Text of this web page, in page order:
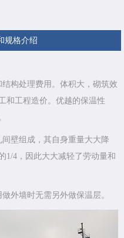
规格介绍
构处理费用。体积大，砌筑效
和工程造价。优越的保温性
壁组成，其自身重量大大降
1/4，因此大大减轻了劳动量和
外墙时无需另外做保温层。